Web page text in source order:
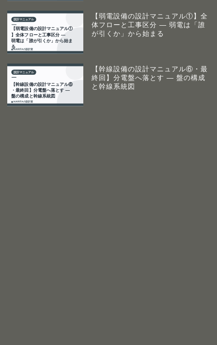
【弱電設備の設計マニュアル①】全
体フローと工事区分 ― 弱電は「誰
が引くか」から始まる
【幹線設備の設計マニュアル⑥・最
終回】分電盤へ落とす ― 盤の構成
と幹線系統図